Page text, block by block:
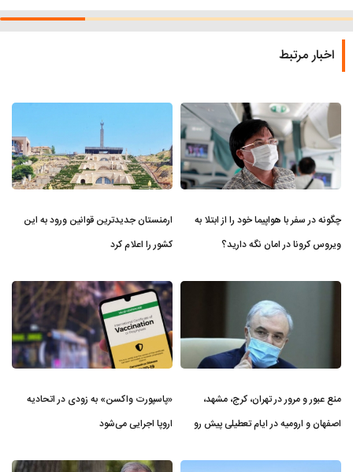
اخبار مرتبط
چگونه در سفر با هواپیما خود را از ابتلا به
ویروس کرونا در امان نگه دارید؟
ارمنستان جدیدترین قوانین ورود به این
کشور را اعلام کرد
منع عبور و مرور در تهران، کرج، مشهد،
اصفهان و ارومیه در ایام تعطیلی پیش ر‌و
«پاسپورت واکسن» به زودی در اتحادیه
اروپا اجرایی می‌شود